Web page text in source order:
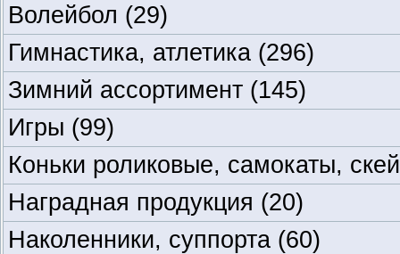
Волейбол (29)
Гимнастика, атлетика (296)
Зимний ассортимент (145)
Игры (99)
Коньки роликовые, самокаты,
Наградная продукция (20)
Наколенники, суппорта (60)